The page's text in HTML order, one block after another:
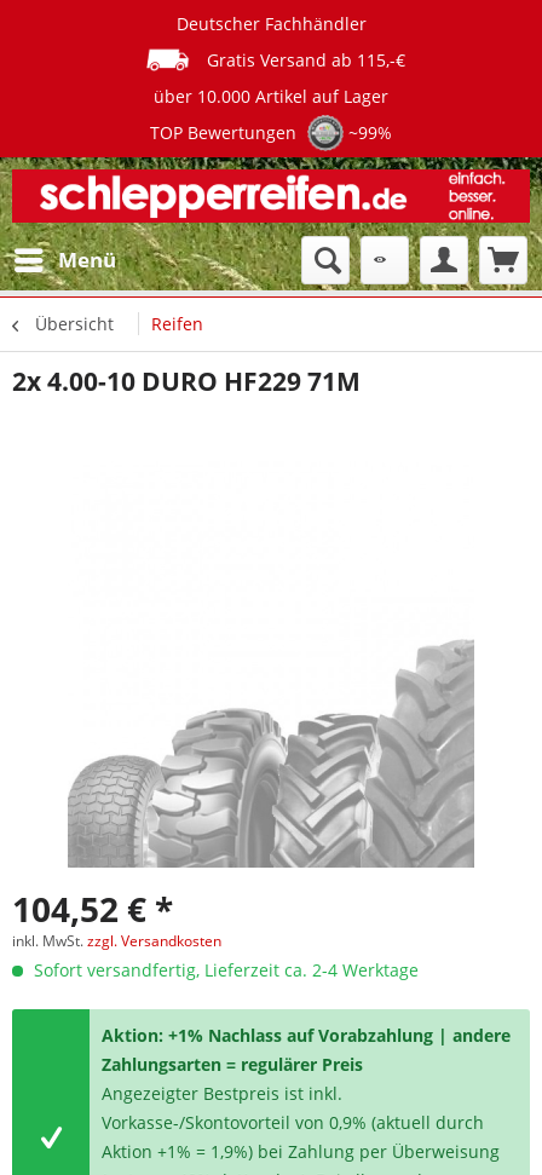
Deutscher Fachhändler
Gratis Versand ab 115,-€
über 10.000 Artikel auf Lager
TOP Bewertungen
~99%
Menü
Übersicht Reifen
2x 4.00-10 DURO HF229 71M
104,52 € *
inkl. MwSt.zzgl. Versandkosten
Sofort versandfertig, Lieferzeit ca. 2-4 Werktage
Aktion: +1% Nachlass auf Vorabzahlung | andere
Zahlungsarten = regulärer Preis
Angezeigter Bestpreis ist inkl.
Vorkasse-/Skontovorteil von 0,9% (aktuell durch
Aktion +1% = 1,9%) bei Zahlung per Überweisung